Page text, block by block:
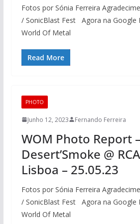
Fotos por Sónia Ferreira
/ SonicBlast Fest Agora na Google
World Of Metal
Read More
PHOTO
Junho 12, 2023 Fernando Ferreira
WOM Photo Report –
Desert’Smoke @
Lisboa – 25.05.23
Fotos por Sónia Ferreira
/ SonicBlast Fest Agora na Google
World Of Metal